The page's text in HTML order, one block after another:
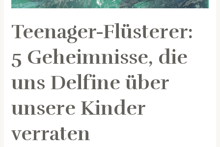
Teenager-Flüsterer:
5 Geheimnisse, die
uns Delfine über
unsere Kinder
verraten
über
Kinder
verraten